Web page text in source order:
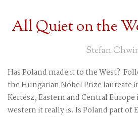
All Quiet on the
Stefan
Has Poland made it to the West?
the Hungarian Nobel Prize laureate
Kertész, Eastern and Central
western it really is. Is Poland part of